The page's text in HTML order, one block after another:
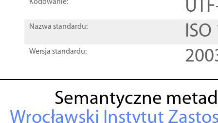
Kodowanie:
Nazwa standardu:
Wersja standardu:
Semantyczne
Wrocławski Instytut